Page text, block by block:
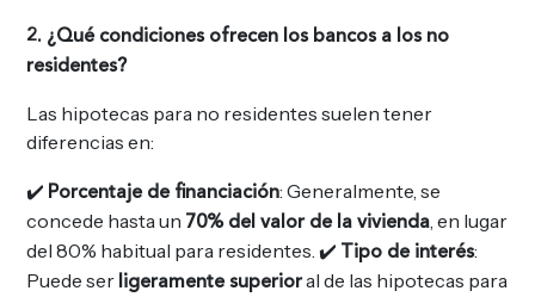
2. ¿Qué condiciones ofrecen los bancos a los no
residentes?
Las hipotecas para no residentes suelen tener
diferencias en:
✔️ Porcentaje de financiación: Generalmente, se
concede hasta un 70% del valor de la vivienda, en lugar
del 80% habitual para residentes. ✔️ Tipo de interés:
Puede ser ligeramente superioral de las hipotecas para